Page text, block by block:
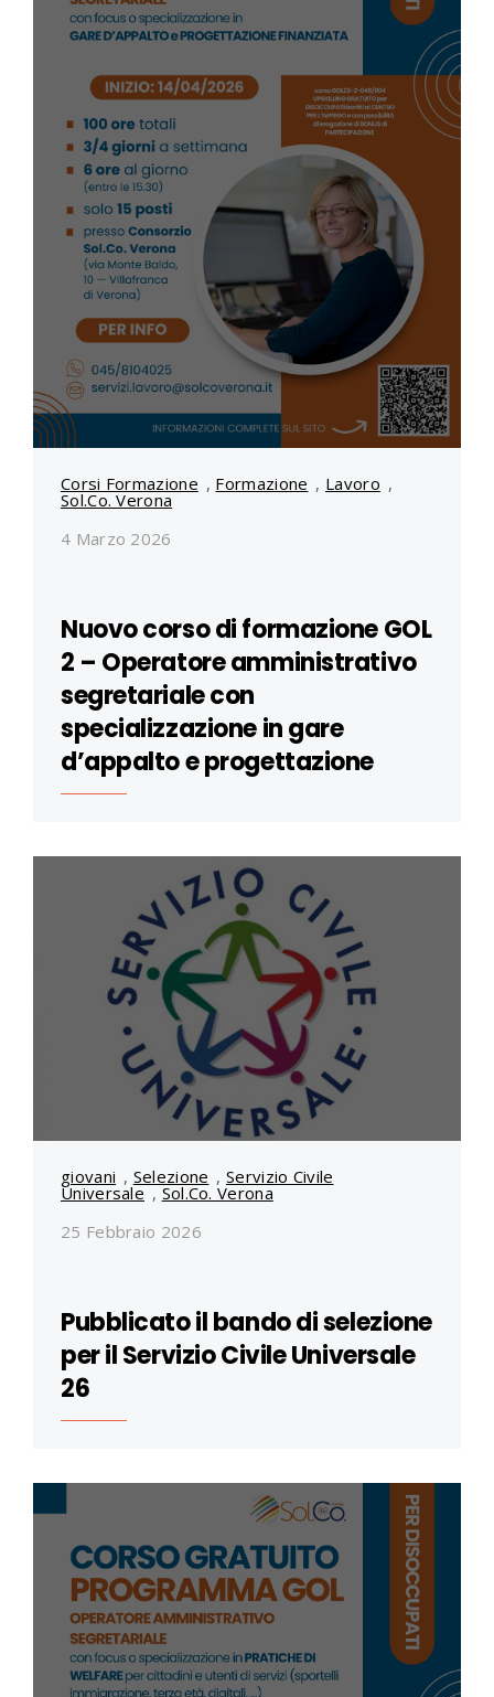
Corsi Formazione , Formazione , Lavoro ,
Sol.Co. Verona
4 Marzo 2026
Nuovo corso di formazione GOL
2 – Operatore amministrativo
segretariale con
specializzazione in gare
d’appalto e progettazione
giovani , Selezione ,Servizio Civile
Universale , Sol.Co. Verona
25 Febbraio 2026
Pubblicato il bando di selezione
per il Servizio Civile Universale
26